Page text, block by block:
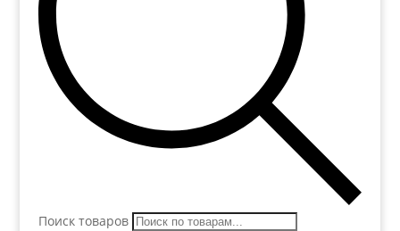
Поиск товаров